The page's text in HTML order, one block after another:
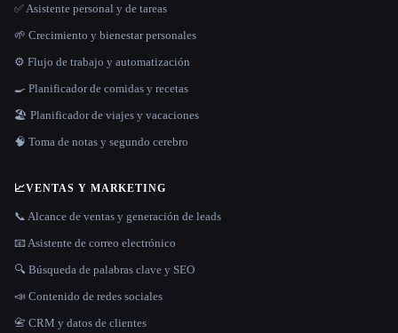
✅ Asistente personal y de tareas
🌱 Crecimiento y bienestar personales
⚙️ Flujo de trabajo y automatización
🍳 Planificador de comidas y recetas
🏖 Planificador de viajes y vacaciones
🧠 Toma de notas y segundo cerebro
📈VENTAS Y MARKETING
📞 Alcance de ventas y generación de leads
📧 Asistente de correo electrónico
🔍 Búsqueda de palabras clave y SEO
📣 Contenido de redes sociales
📇 CRM y datos de clientes